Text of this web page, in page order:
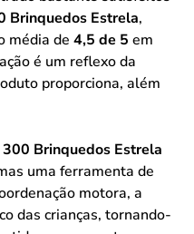
Brinquedos Estrela,
média de 4,5 de 5 em
é um reflexo da
proporciona, além
Brinquedos Estrela
uma ferramenta de
motora, a
das crianças, tornando-